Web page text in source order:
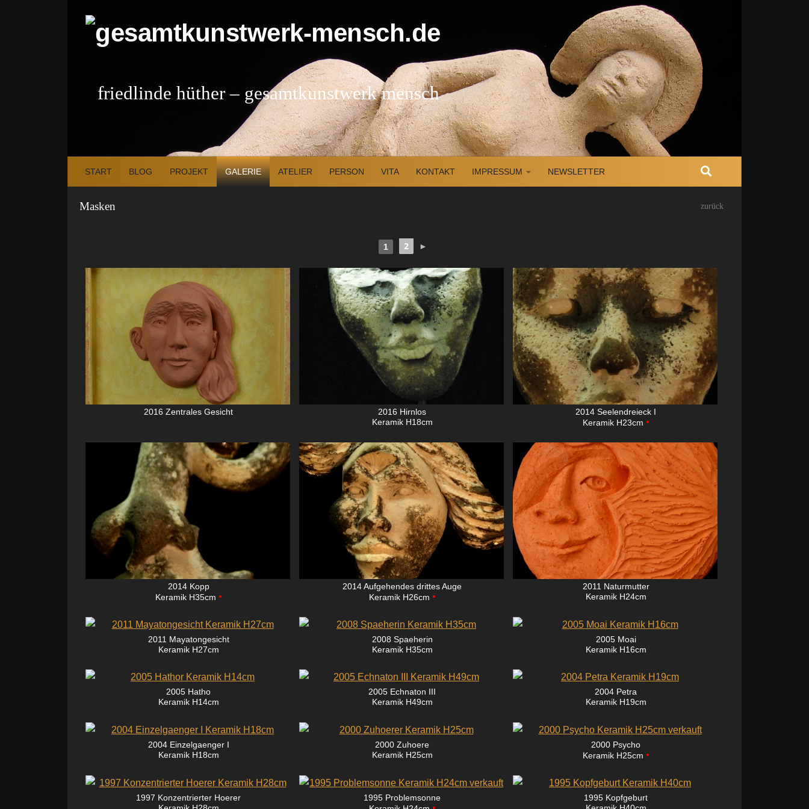
Zum Inhalt springen
friedlinde hüther – gesamtkunstwerk mensch
START BLOG PROJEKT GALERIE ATELIER PERSON VITA KONTAKT IMPRESSUM NEWSLETTER
Masken zurück
1 2 ►
2016 Zentrales Gesicht
2016 Hirnlos
Keramik H18cm
2014 Seelendreieck I
Keramik H23cm •
2014 Kopp
Keramik H35cm •
2014 Aufgehendes drittes Auge
Keramik H26cm •
2011 Naturmutter
Keramik H24cm
2011 Mayatongesicht
Keramik H27cm
2008 Spaeherin
Keramik H35cm
2005 Moai
Keramik H16cm
2005 Hatho
Keramik H14cm
2005 Echnaton III
Keramik H49cm
2004 Petra
Keramik H19cm
2004 Einzelgaenger I
Keramik H18cm
2000 Zuhoere
Keramik H25cm
2000 Psycho
Keramik H25cm •
1997 Konzentrierter Hoerer
1995 Problemsonne
1995 Kopfgeburt